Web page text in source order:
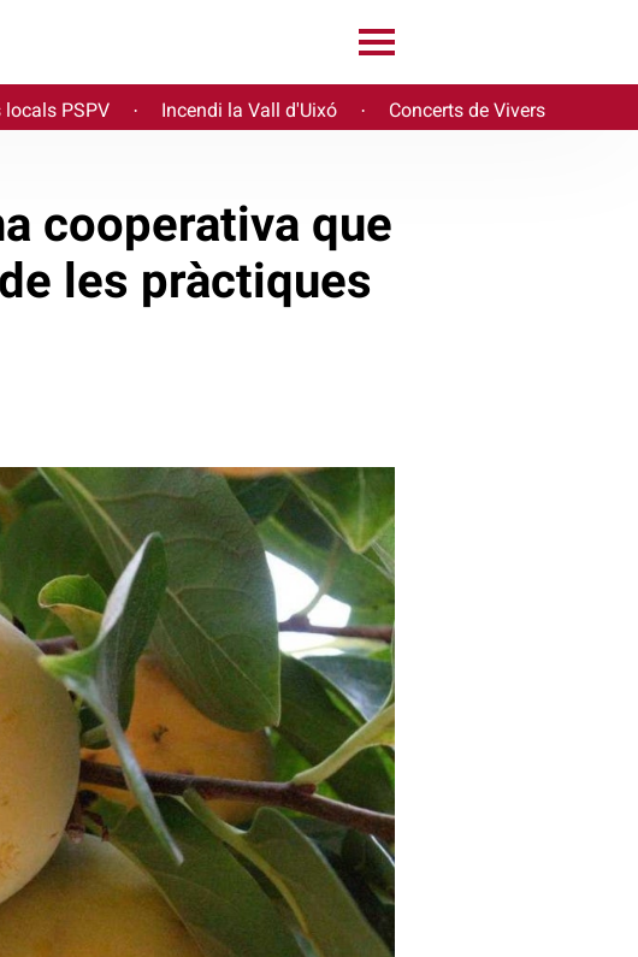
locals PSPV · Incendi la Vall d'Uixó · Concerts de Vivers
cooperativa que
les pràctiques